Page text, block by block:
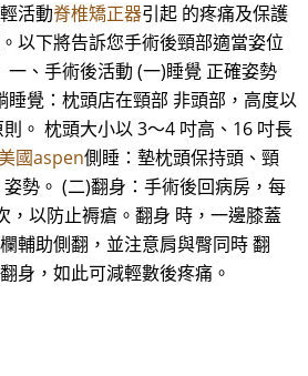
活動脊椎矯正器引起 的疼痛及保護
以下將告訴您手術後頸部適當姿位
一、手術後活動 (一)睡覺 正確姿勢
睡覺：枕頭店在頸部 非頭部，高度以
。 枕頭大小以 3～4 吋高、16 吋長
國aspen側睡：墊枕頭保持頭、頸
勢。 (二)翻身：手術後回病房，每
，以防止褥瘡。翻身 時，一邊膝蓋
輔助側翻，並注意肩與臀同時 翻
身，如此可減輕數後疼痛。